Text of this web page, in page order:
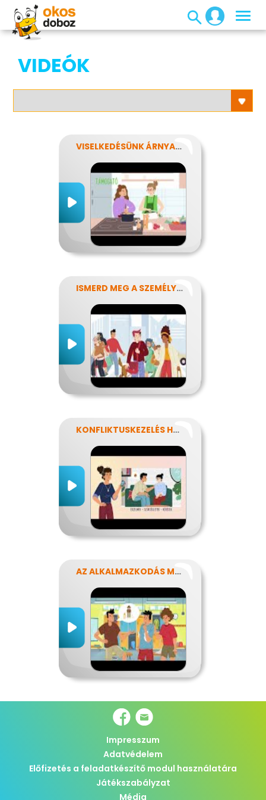
VIDEÓK
VISELKEDÉSÜNK ÁRNYALATAI
ISMERD MEG A SZEMÉLYISÉGED!
KONFLIKTUSKEZELÉS HATÉKONYAN
AZ ALKALMAZKODÁS MŰVÉSZETE
Impresszum
Adatvédelem
Előfizetés a feladatkészítő modul használatára
Játékszabályzat
Média